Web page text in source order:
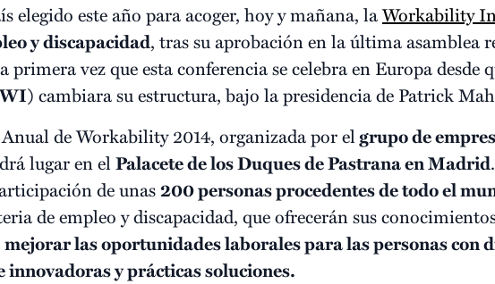
elegido este año para acoger, hoy y mañana, laWorkability
y discapacidad, tras su aprobación en la última asamblea
primera vez que esta conferencia se celebra en Europa desde
cambiara su estructura, bajo la presidencia de Patrick
de Workability 2014, organizada por elgrupo de
lugar en elPalacete de los Duques de Pastrana en Madrid
de unas 200 personas procedentes de todo el
de empleo y discapacidad, que ofrecerán sus
mejorar las oportunidades laborales para las personas con
innovadoras y prácticas soluciones.